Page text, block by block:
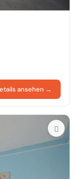
ansehen →